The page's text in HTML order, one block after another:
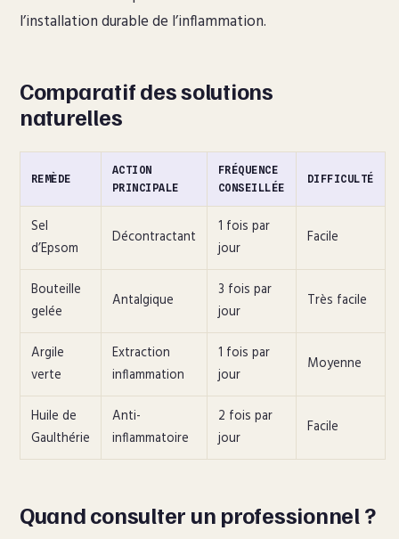
l’installation durable de l’inflammation.
Comparatif des solutions
naturelles
REMÈDE
ACTION
PRINCIPALE
FRÉQUENCE
CONSEILLÉE
DIFFICULTÉ
Sel
d’Epsom
Décontractant
1 fois par
jour
Facile
Bouteille
gelée
Antalgique
3 fois par
jour
Très facile
Argile
verte
Extraction
inflammation
1 fois par
jour
Moyenne
Huile de
Gaulthérie
Anti-
inflammatoire
2 fois par
jour
Facile
Quand consulter un professionnel ?